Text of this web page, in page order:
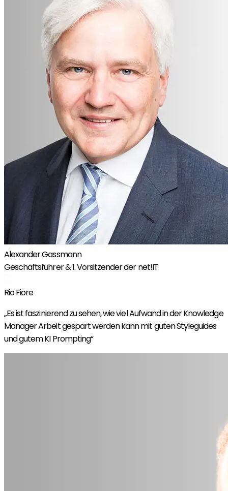
Alexander Gassmann
Geschäftsführer & 1. Vorsitzender der net!IT
Rio Fiore
„Es ist faszinierend zu sehen, wie viel Aufwand in der Knowledge
Manager Arbeit gespart werden kann mit guten Styleguides
und gutem KI Prompting“